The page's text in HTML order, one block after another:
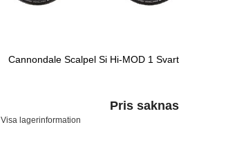
Cannondale Scalpel Si Hi-MOD 1 Svart
Pris saknas
Visa lagerinformation